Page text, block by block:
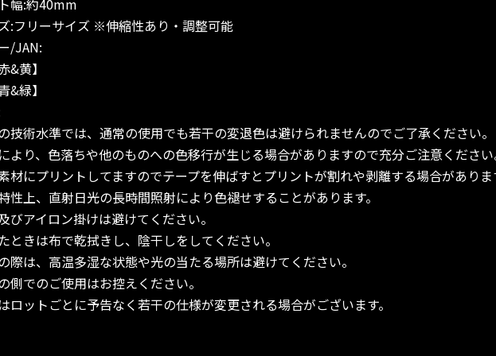
幅:約40mm
:フリーサイズ ※伸縮性あり・調整可能
/JAN:
&黄】
&緑】
技術水準では、通常の使用でも若干の変退色は避けられませんのでご了承ください。
より、色落ちや他のものへの色移行が生じる場合がありますので充分ご注意くださ
材にプリントしてますのでテープを伸ばすとプリントが割れや剥離する場合がありま
性上、直射日光の長時間照射により色褪せすることがあります。
アイロン掛けは避けてください。
ときは布で乾拭きし、陰干しをしてください。
際は、高温多湿な状態や光の当たる場所は避けてください。
側でのご使用はお控えください。
ロットごとに予告なく若干の仕様が変更される場合がございます。